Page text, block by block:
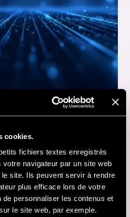
cookies.
fichiers textes enregistrés
votre navigateur par un site web
site. Ils peuvent servir à rendre
plus efficace lors de votre
de personnaliser les contenus et
le site web, par exemple.
modernise
digitale